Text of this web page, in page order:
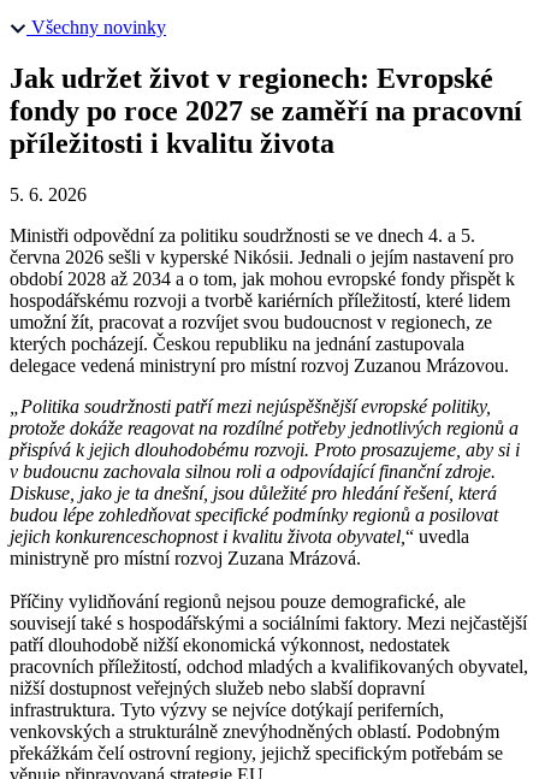
Všechny novinky
Jak udržet život v regionech: Evropské
fondy po roce 2027 se zaměří na pracovní
příležitosti i kvalitu života
5. 6. 2026
Ministři odpovědní za politiku soudržnosti se ve dnech 4. a 5.
června 2026 sešli v kyperské Nikósii. Jednali o jejím nastavení pro
období 2028 až 2034 a o tom, jak mohou evropské fondy přispět k
hospodářskému rozvoji a tvorbě kariérních příležitostí, které lidem
umožní žít, pracovat a rozvíjet svou budoucnost v regionech, ze
kterých pocházejí. Českou republiku na jednání zastupovala
delegace vedená ministryní pro místní rozvoj Zuzanou Mrázovou.
„Politika soudržnosti patří mezi nejúspěšnější evropské politiky,
protože dokáže reagovat na rozdílné potřeby jednotlivých regionů a
přispívá k jejich dlouhodobému rozvoji. Proto prosazujeme, aby si i
v budoucnu zachovala silnou roli a odpovídající finanční zdroje.
Diskuse, jako je ta dnešní, jsou důležité pro hledání řešení, která
budou lépe zohledňovat specifické podmínky regionů a posilovat
jejich konkurenceschopnost i kvalitu života obyvatel, “ uvedla
ministryně pro místní rozvoj Zuzana Mrázová.
Příčiny vylidňování regionů nejsou pouze demografické, ale
souvisejí také s hospodářskými a sociálními faktory. Mezi nejčastější
patří dlouhodobě nižší ekonomická výkonnost, nedostatek
pracovních příležitostí, odchod mladých a kvalifikovaných obyvatel,
nižší dostupnost veřejných služeb nebo slabší dopravní
infrastruktura. Tyto výzvy se nejvíce dotýkají periferních,
venkovských a strukturálně znevýhodněných oblastí. Podobným
překážkám čelí ostrovní regiony, jejichž specifickým potřebám se
věnuje připravovaná strategie EU.